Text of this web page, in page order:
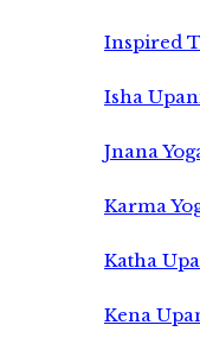
Inspired
Isha
Jnana
Karma
Katha
Kena